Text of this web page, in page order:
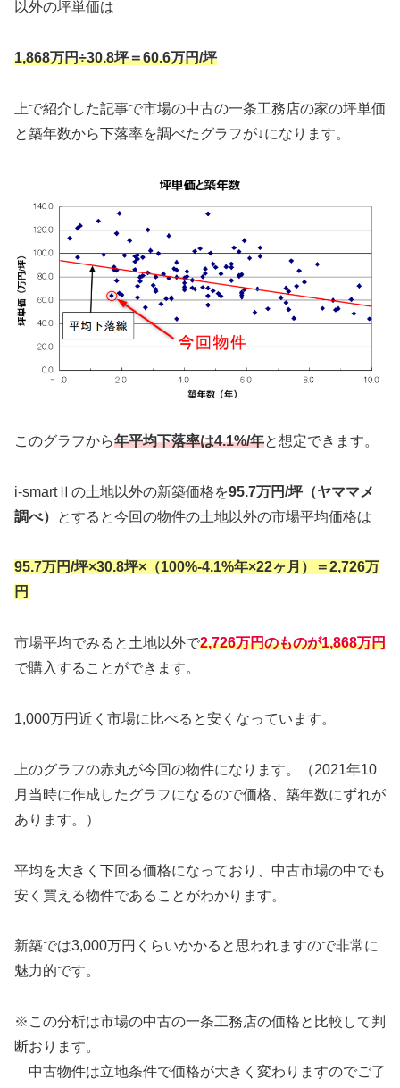
以外の坪単価は
1,868万円÷30.8坪＝60.6万円/坪
上で紹介した記事で市場の中古の一条工務店の家の坪単価
と築年数から下落率を調べたグラフが↓になります。
このグラフから年平均下落率は4.1%/年と想定できます。
i-smartⅡの土地以外の新築価格を95.7万円/坪（ヤママメ
調べ）
とすると今回の物件の土地以外の市場平均価格は
95.7万円/坪×30.8坪×（100%-4.1%年×22ヶ月）＝2,726万
円
市場平均でみると土地以外で2,726万円のものが1,868万円
で購入することができます。
1,000万円近く市場に比べると安くなっています。
上のグラフの赤丸が今回の物件になります。（2021年10
月当時に作成したグラフになるので価格、築年数にずれが
あります。）
平均を大きく下回る価格になっており、中古市場の中でも
安く買える物件であることがわかります。
新築では3,000万円くらいかかると思われますので非常に
魅力的です。
※この分析は市場の中古の一条工務店の価格と比較して判
断おります。
中古物件は立地条件で価格が大きく変わりますのでご了